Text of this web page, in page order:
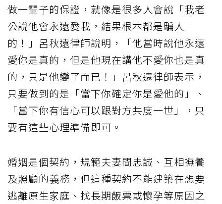
做一輩子的保證，就像是很多人會說「我老
公說他會永遠愛我，結果根本都是騙人
的！」呂秋遠律師說明，「他當時說他永遠
愛你是真的，但是他現在講他不愛你也是真
的，只是他變了而已！」呂秋遠律師表示，
只要做到的是「當下你確定你是愛他的」、
「當下你有信心可以跟對方共度一世」，只
要有這些心理準備即可。
婚姻是個契約，規範夫妻間忠誠、互相撫養
及照顧的義務，但這種契約不能建築在想要
逃離原生家庭、找長期飯票或懷孕等原因之